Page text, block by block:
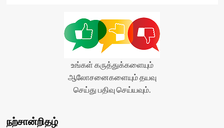
உங்கள் கருத்துக்களையும்
ஆலோசனைகளையும் தயவு
செய்து பதிவு செய்யவும்.
நற்சான்றிதழ்